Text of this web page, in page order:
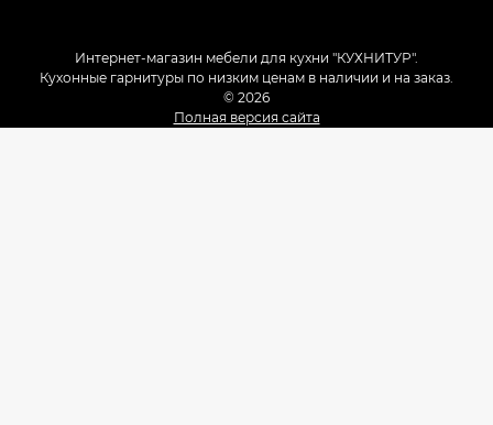
Интернет-магазин мебели для кухни "КУХНИТУР".
Кухонные гарнитуры по низким ценам в наличии и на заказ.
© 2026
Полная версия сайта